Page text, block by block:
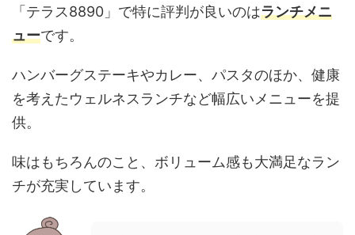
「テラス8890」で特に評判が良いのはランチメニ
ューです。
ハンバーグステーキやカレー、パスタのほか、健康
を考えたウェルネスランチなど幅広いメニューを提
供。
味はもちろんのこと、ボリューム感も大満足なラン
チが充実しています。